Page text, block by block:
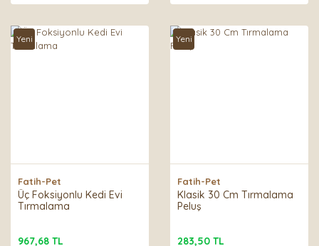
Yeni
Fatih-Pet
Üç Foksiyonlu Kedi Evi
Tırmalama
967,68 TL
Yeni
Fatih-Pet
Klasik 30 Cm Tırmalama
Peluş
283,50 TL